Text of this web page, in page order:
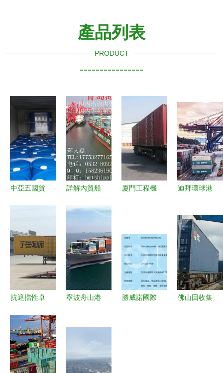
產品列表
PRODUCT
----------------
中亞五國貨
代理的全景
解析
詳解內貿船
輸的核心價
值
廈門工程機
路徑解析
應對超高大
型與超重運
迪拜環球港
對非洲市場
投資，航運
界矚目
抗遮擋性卓
鉑科技定位
產品在物流
集團實測中
寧波舟山港
理清關與運
輸一站式服
務解析
勝威諾國際
佛山回收集